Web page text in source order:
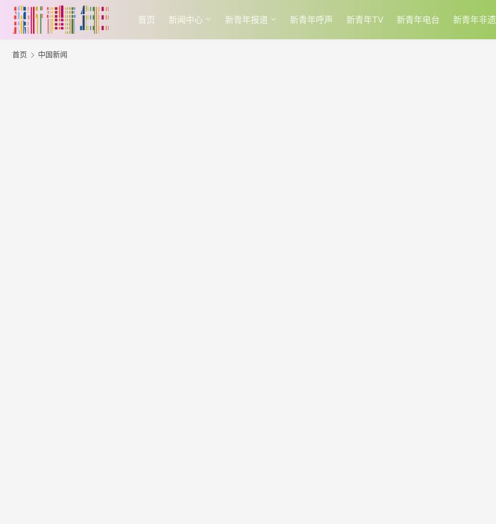
首页 新闻中心 新青年报道 新青年呼声 新青年TV 新青年电台 新青年非遗
首页 中国新闻